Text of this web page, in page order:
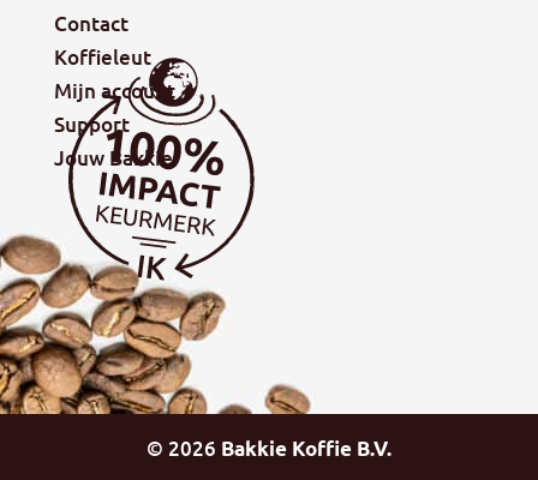
Contact
Koffieleut
Mijn account
Support
Jouw Bakkie
© 2026 Bakkie Koffie B.V.